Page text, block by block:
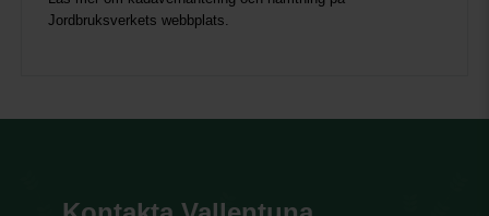
Jordbruksverkets webbplats.